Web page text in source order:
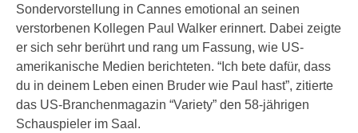
Sondervorstellung in Cannes emotional an seinen
verstorbenen Kollegen Paul Walker erinnert. Dabei zeigte
er sich sehr berührt und rang um Fassung, wie US-
amerikanische Medien berichteten. “Ich bete dafür, dass
du in deinem Leben einen Bruder wie Paul hast”, zitierte
das US-Branchenmagazin “Variety” den 58-jährigen
Schauspieler im Saal.